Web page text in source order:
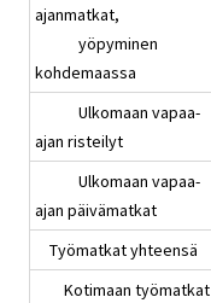
ajanmatkat,
yöpyminen
kohdemaassa
Ulkomaan vapaa-
ajan risteilyt
Ulkomaan vapaa-
ajan päivämatkat
Työmatkat yhteensä
Kotimaan työmatkat